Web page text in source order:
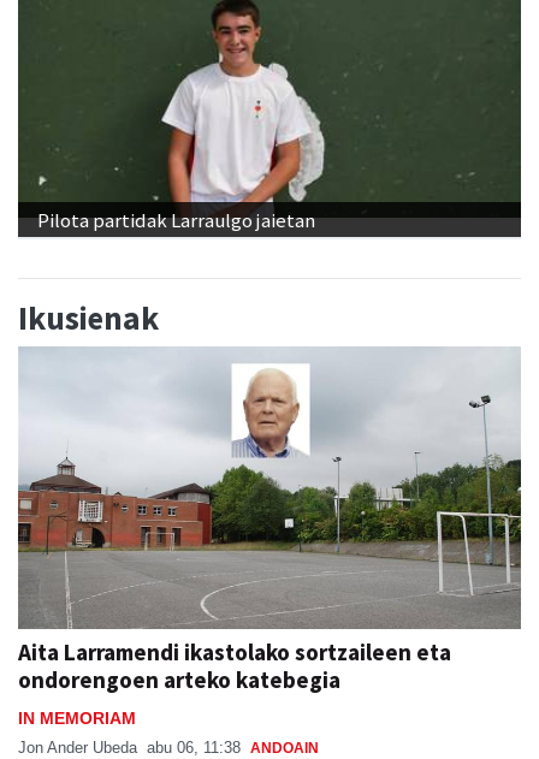
Pilota partidak Larraulgo jaietan
Ikusienak
Aita Larramendi ikastolako sortzaileen eta
ondorengoen arteko katebegia
IN MEMORIAM
Jon Ander Ubeda abu 06, 11:38 ANDOAIN